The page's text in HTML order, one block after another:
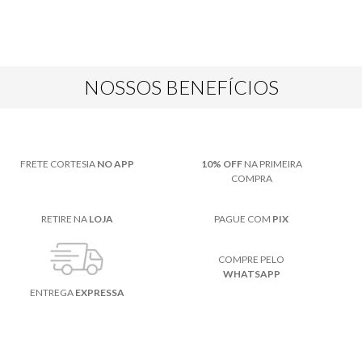
NOSSOS BENEFÍCIOS
FRETE CORTESIA NO APP 10% OFFNA PRIMEIRA
COMPRA
RETIRE NA LOJA PAGUE COM PIX
ENTREGA EXPRESSA
COMPRE PELO
WHATSAPP